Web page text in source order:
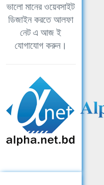
ভালো মানের ওয়েবসাইট
ডিজাইন করতে আলফা
নেট এ আজ ই
যোগাযোগ করুন।